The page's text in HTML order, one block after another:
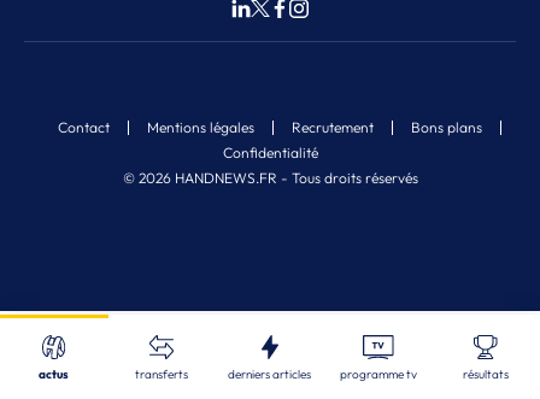
Recherche
Fermer
© 2026 HANDNEWS.FR - Tous droits réservés
Contact Mentions légales Recrutement
Bons plans
Confidentialité
actus transferts derniers articles programme tv résultats
Nos derniers articles
LBE | 07/08/2026